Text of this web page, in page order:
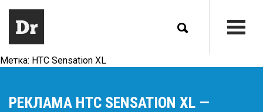
Метка: HTC Sensation XL
РЕКЛАМА HTC SENSATION XL —